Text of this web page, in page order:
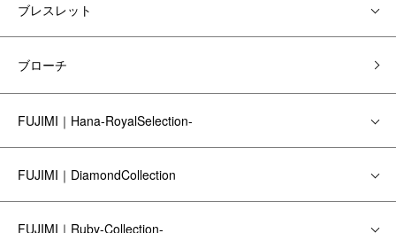
ブレスレット
ブローチ
FUJIMI｜Hana-RoyalSelection-
FUJIMI｜DiamondCollection
FUJIMI｜Ruby-Collection-